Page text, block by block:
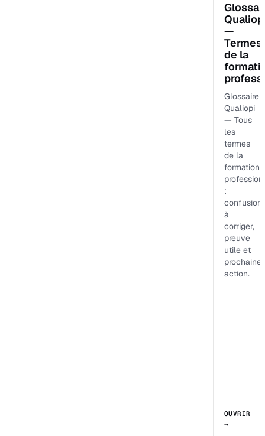
—
Termes
de la
Glossaire
Qualiopi
— Tous
les
termes
de la
formation
:
confusion
à
corriger,
preuve
utile et
prochaine
action.
OUVRIR
→